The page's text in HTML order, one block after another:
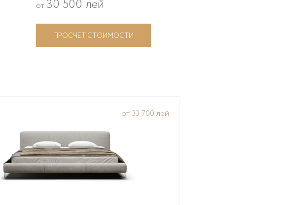
от 30 500 лей
ПРОСЧЕТ СТОИМОСТИ
от 33 700 лей